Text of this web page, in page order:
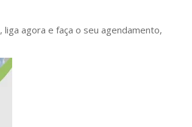
, liga agora e faça o seu agendamento,